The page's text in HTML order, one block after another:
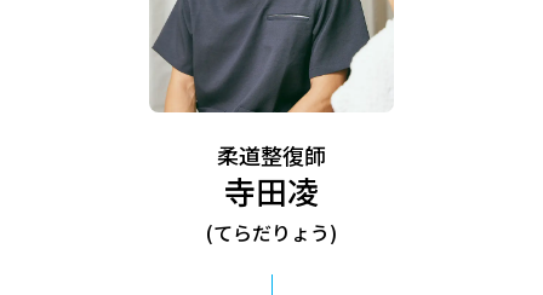
柔道整復師
寺⽥凌
(てらだりょう)